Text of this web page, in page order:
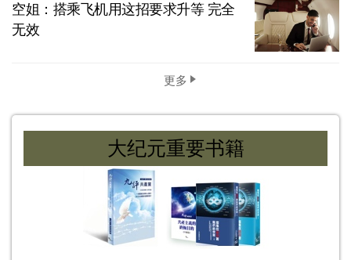
空姐：搭乘飞机用这招要求升等 完全
无效
更多
大纪元重要书籍